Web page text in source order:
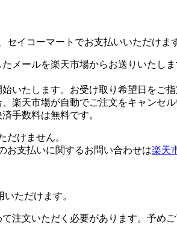
イコーマートでお支払いいただけま
メールを楽天市場からお送りいたしま
いたします。お受け取り希望日をご
楽天市場が自動でご注文をキャンセル
手数料は無料です。
けません。
お支払いに関するお問い合わせは楽天
ただけます。
注文いただく必要があります。予めご